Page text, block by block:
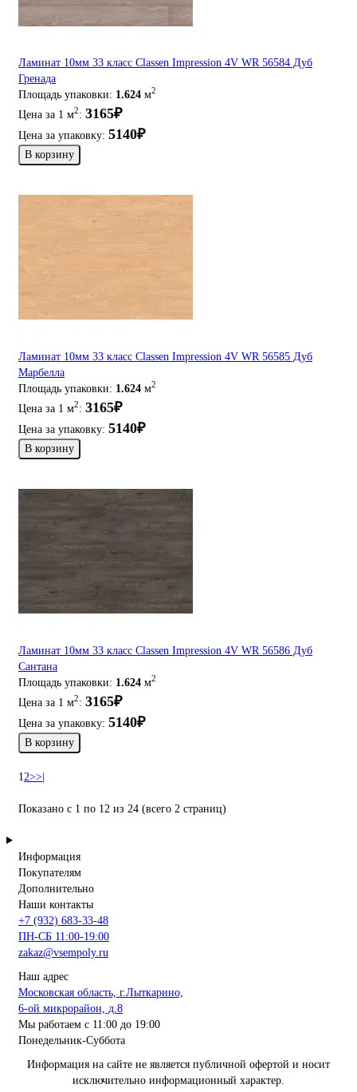
Ламинат 10мм 33 класс Classen Impression 4V WR 56584 Дуб
Гренада
Площадь упаковки: 1.624 м2
Цена за 1 м2: 3165₽
Цена за упаковку: 5140₽
В корзину
Ламинат 10мм 33 класс Classen Impression 4V WR 56585 Дуб
Марбелла
Площадь упаковки: 1.624 м2
Цена за 1 м2: 3165₽
Цена за упаковку: 5140₽
В корзину
Ламинат 10мм 33 класс Classen Impression 4V WR 56586 Дуб
Сантана
Площадь упаковки: 1.624 м2
Цена за 1 м2: 3165₽
Цена за упаковку: 5140₽
В корзину
1 2>>|
Показано с 1 по 12 из 24 (всего 2 страниц)
Информация
Покупателям
Дополнительно
Наши контакты
+7 (932) 683-33-48
ПН-СБ 11:00-19:00
zakaz@vsempoly.ru
Наш адрес
Московская область, г.Лыткарино,
6-ой микрорайон, д.8
Мы работаем с 11:00 до 19:00
Понедельник-Суббота
Информация на сайте не является публичной офертой и носит
исключительно информационный характер.